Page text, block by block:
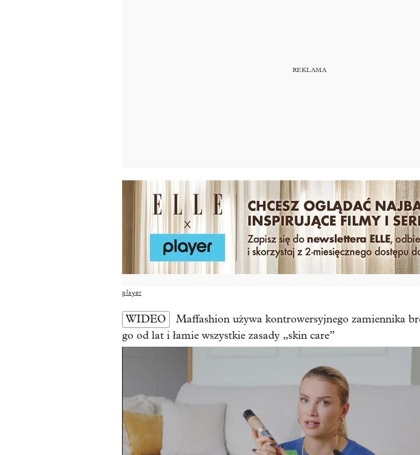
player
WIDEO
Maffashion używa kontrowersyjnego zamiennika
go od lat i łamie wszystkie zasady „skin care”